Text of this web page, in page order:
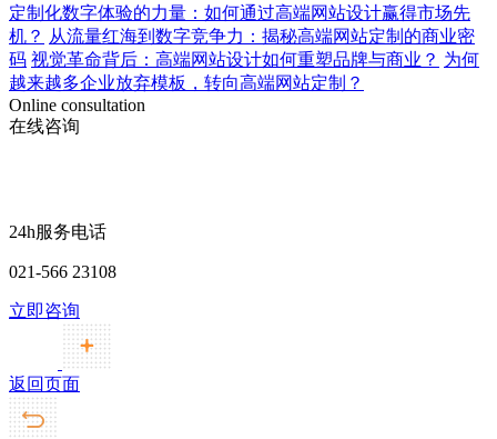
定制化数字体验的力量：如何通过高端网站设计赢得市场先
机？ 从流量红海到数字竞争力：揭秘高端网站定制的商业密
码 视觉革命背后：高端网站设计如何重塑品牌与商业？ 为何
越来越多企业放弃模板，转向高端网站定制？
Online consultation
在线咨询
24h服务电话
021-566 23108
立即咨询
返回页面